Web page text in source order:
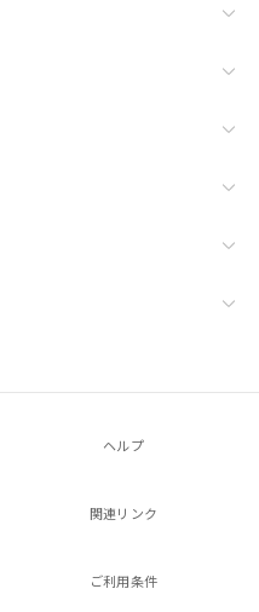
ヘルプ
関連リンク
ご利用条件